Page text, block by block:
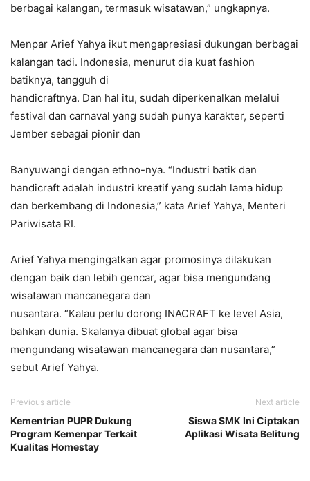
berbagai kalangan, termasuk wisatawan,” ungkapnya.
Menpar Arief Yahya ikut mengapresiasi dukungan berbagai
kalangan tadi. Indonesia, menurut dia kuat fashion
batiknya, tangguh di
handicraftnya. Dan hal itu, sudah diperkenalkan melalui
festival dan carnaval yang sudah punya karakter, seperti
Jember sebagai pionir dan
Banyuwangi dengan ethno-nya. “Industri batik dan
handicraft adalah industri kreatif yang sudah lama hidup
dan berkembang di Indonesia,” kata Arief Yahya, Menteri
Pariwisata RI.
Arief Yahya mengingatkan agar promosinya dilakukan
dengan baik dan lebih gencar, agar bisa mengundang
wisatawan mancanegara dan
nusantara. “Kalau perlu dorong INACRAFT ke level Asia,
bahkan dunia. Skalanya dibuat global agar bisa
mengundang wisatawan mancanegara dan nusantara,”
sebut Arief Yahya.
Previous article
Kementrian PUPR Dukung
Program Kemenpar Terkait
Kualitas Homestay
Next article
Siswa SMK Ini Ciptakan
Aplikasi Wisata Belitung